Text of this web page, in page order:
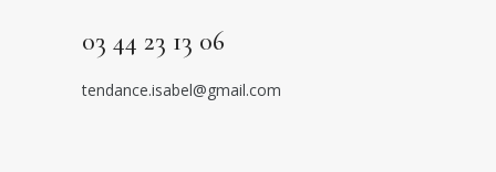
03 44 23 13 06
tendance.isabel@gmail.com